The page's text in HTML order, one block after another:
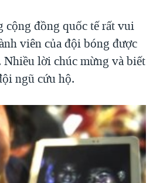
cộng đồng quốc tế rất vui
viên của đội bóng được
Nhiều lời chúc mừng và biết
ngũ cứu hộ.